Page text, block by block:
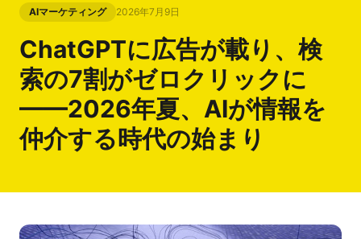
AIマーケティング 2026年7月9日
ChatGPTに広告が載り、検
索の7割がゼロクリックに
——2026年夏、AIが情報を
仲介する時代の始まり